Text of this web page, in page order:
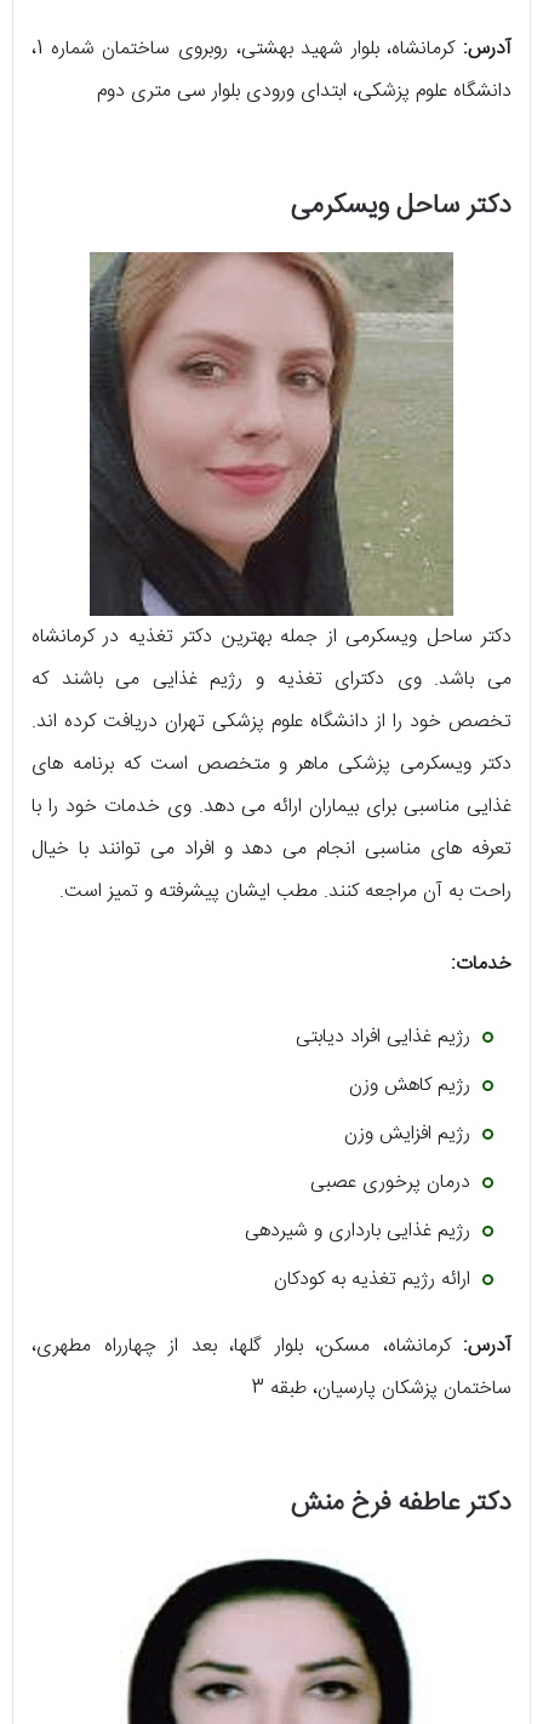
آدرس:
کرمانشاه، بلوار شهید بهشتی، روبروی ساختمان شماره 1،
دانشگاه علوم پزشکی، ابتدای ورودی بلوار سی متری دوم
دکتر ساحل ویسکرمی
دکتر ساحل ویسکرمی از جمله بهترین دکتر تغذیه در کرمانشاه
می باشد. وی دکترای تغذیه و رژیم غذایی می باشند که
تخصص خود را از دانشگاه علوم پزشکی تهران دریافت کرده اند.
دکتر ویسکرمی پزشکی ماهر و متخصص است که برنامه های
غذایی مناسبی برای بیماران ارائه می دهد. وی خدمات خود را با
تعرفه های مناسبی انجام می دهد و افراد می توانند با خیال
راحت به آن مراجعه کنند. مطب ایشان پیشرفته و تمیز است.
خدمات:
رژیم غذایی افراد دیابتی
رژیم کاهش وزن
رژیم افزایش وزن
درمان پرخوری عصبی
رژیم غذایی بارداری و شیردهی
ارائه رژیم تغذیه به کودکان
آدرس: کرمانشاه، مسکن، بلوار گلها، بعد از چهارراه مطهری،
ساختمان پزشکان پارسیان، طبقه 3
دکتر عاطفه فرخ منش